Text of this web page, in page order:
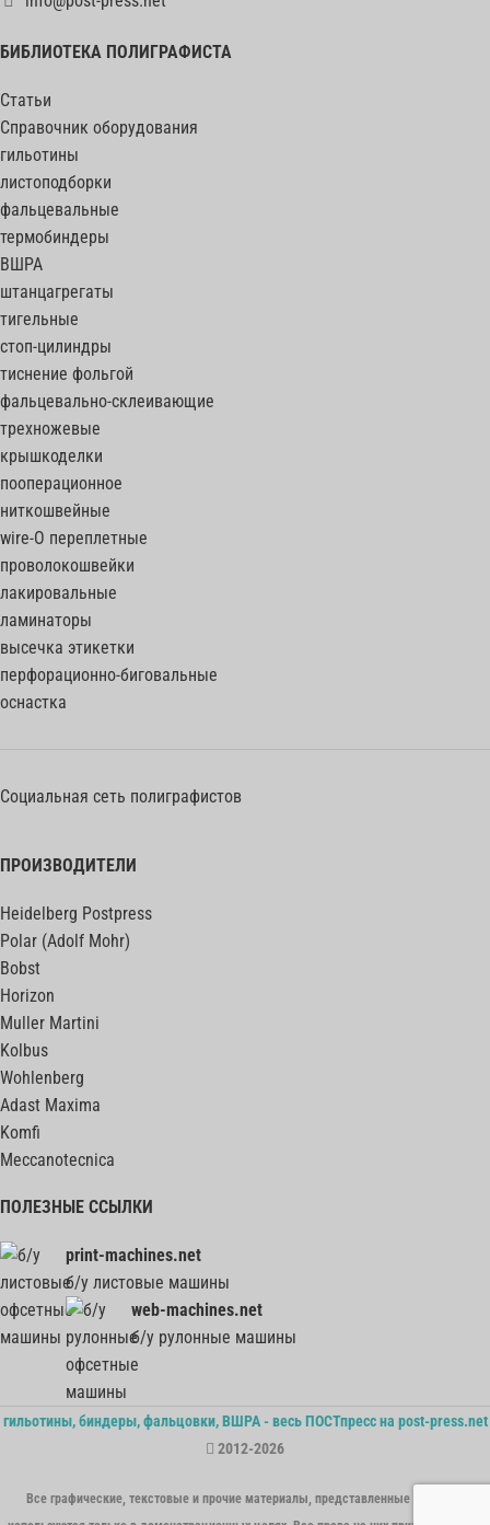
БИБЛИОТЕКА ПОЛИГРАФИСТА
Статьи
Справочник оборудования
гильотины
листоподборки
фальцевальные
термобиндеры
ВШРА
штанцагрегаты
тигельные
стоп-цилиндры
тиснение фольгой
фальцевально-склеивающие
трехножевые
крышкоделки
пооперационное
ниткошвейные
wire-O переплетные
проволокошвейки
лакировальные
ламинаторы
высечка этикетки
перфорационно-биговальные
оснастка
Социальная сеть полиграфистов
ПРОИЗВОДИТЕЛИ
Heidelberg Postpress
Polar (Adolf Mohr)
Bobst
Horizon
Muller Martini
Kolbus
Wohlenberg
Adast Maxima
Komfi
Meccanotecnica
ПОЛЕЗНЫЕ ССЫЛКИ
print-machines.net
б/у листовые машины
web-machines.net
б/у рулонные машины
гильотины, биндеры, фальцовки, ВШРА - весь ПОСТпресс на post-press.net
2012-2026
Все графические, текстовые и прочие материалы, представленные на сайте,